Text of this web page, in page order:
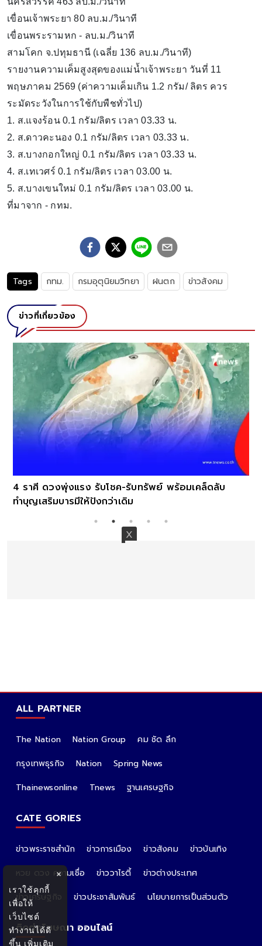
เขื่อนเจ้าพระยา 80 ลบ.ม./วินาที
เขื่อนพระรามหก - ลบ.ม./วินาที
สามโคก จ.ปทุมธานี (เฉลี่ย 136 ลบ.ม./วินาที)
รายงานความเค็มสูงสุดของแม่น้ำเจ้าพระยา วันที่ 11
พฤษภาคม 2569 (ค่าความเค็มเกิน 1.2 กรัม/ ลิตร ควร
ระมัดระวังในการใช้กับพืชทั่วไป)
1. ส.แจงร้อน 0.1 กรัม/ลิตร เวลา 03.33 น.
2. ส.ดาวคะนอง 0.1 กรัม/ลิตร เวลา 03.33 น.
3. ส.บางกอกใหญ่ 0.1 กรัม/ลิตร เวลา 03.33 น.
4. ส.เทเวศร์ 0.1 กรัม/ลิตร เวลา 03.00 น.
5. ส.บางเขนใหม่ 0.1 กรัม/ลิตร เวลา 03.00 น.
ที่มาจาก - กทม.
Tags กทม. กรมอุตุนิยมวิทยา ฝนตก ข่าวสังคม
ข่าวที่เกี่ยวข้อง
4 ราศี ดวงพุ่งแรง รับโชค-รับทรัพย์ พร้อมเคล็ดลับ
ทำบุญเสริมบารมีให้ปังกว่าเดิม
ALL PARTNER
The Nation Nation Group
คม ชัด ลึก
กรุงเทพธุรกิจ
Nation
Spring News
Thainewsonline
Tnews ฐานเศรษฐกิจ
CATE GORIES
ข่าวพระราชสำนัก ข่าวการเมือง ข่าวสังคม
ข่าวบันเทิง
หวย ดวง ความเชื่อ
ข่าววาไรตี้
ข่าวต่างประเทศ
ข่าวเศรษฐกิจ
ข่าวประชาสัมพันธ์ นโยบายการเป็นส่วนตัว
ติดต่อโฆษณา ออนไลน์
×
เราใช้คุกกี้
เพื่อให้
เว็บไซต์
ทำงานได้ดี
ขึ้น เพิ่มเติม